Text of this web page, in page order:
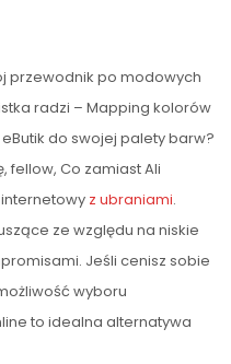
przewodnik po modowych
radzi – Mapping kolorów
do swojej palety barw?
Co zamiast Ali
z ubraniami.
ze względu na niskie
Jeśli cenisz sobie
wyboru
to idealna alternatywa